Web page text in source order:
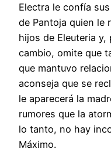
Electra le confía
de Pantoja quien le
hijos de Eleuteria
cambio, omite que
que mantuvo
aconseja que se
le aparecerá la
rumores que la
lo tanto, no hay
Máximo.